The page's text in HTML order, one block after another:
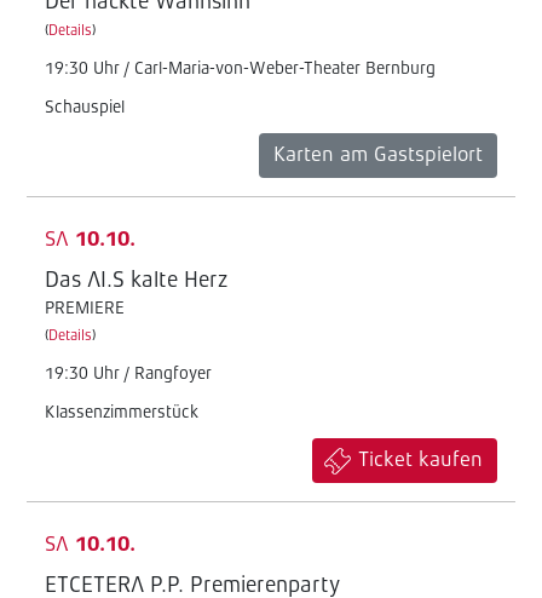
(Details)
19:30 Uhr / Carl-Maria-von-Weber-Theater Bernburg
Schauspiel
Karten am Gastspielort
SA 10.10.
Das AI.S kalte Herz
PREMIERE
(Details)
19:30 Uhr / Rangfoyer
Klassenzimmerstück
Ticket kaufen
SA 10.10.
ETCETERA P.P. Premierenparty